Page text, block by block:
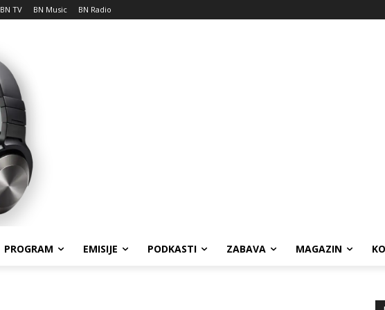
BN TV BN Music BN Radio
PROGRAM EMISIJE PODKASTI ZABAVA MAGAZIN